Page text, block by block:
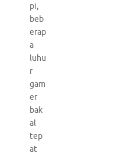
pi,
beb
erap
a
luhu
r
gam
er
bak
al
tep
at